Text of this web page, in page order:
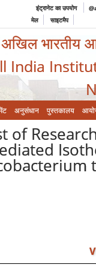
इंट्रानेट का उपयोग
मेल
साइटमैप
अखिल भारतीय
India
अनुसंधान पुस्तकालय
of